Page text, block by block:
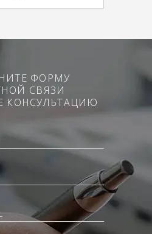
ФОРМУ
СВЯЗИ
КОНСУЛЬТАЦИЮ